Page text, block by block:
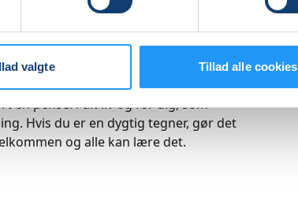
valgte Tillad alle cookies
træk.
og overgange i farverne og vi
en pensel i dit liv og for dig, som
Hvis du er en dygtig tegner, gør det
og alle kan lære det.